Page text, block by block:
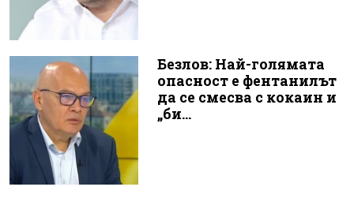
Безлов: Най-голямата
опасност е фентанилът
да се смесва с кокаин и
„би...